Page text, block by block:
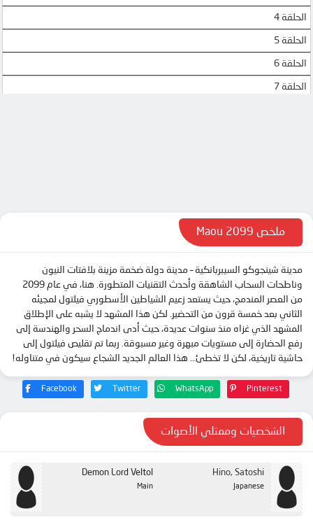
الحلقة 4
الحلقة 5
الحلقة 6
الحلقة 7
ملخص Maou 2099
مدينة شينجوكو السيبربانكية – مدينة دولة ضخمة مزينة بلافتات النيون
وناطحات السحاب الشاهقة وأحدث التقنيات المتطورة. هنا، في عام 2099
من العصر المندمج، حيث يستعد زعيم الشياطين الأسطوري فيلتول لمجيئه
الثاني بعد خمسة قرون من التحضير. لكن هذا المشهد لا يشبه على الإطلاق
المشهد الذي غزاه منذ سنوات عديدة، حيث أدى اندماج السحر والهندسة إلى
رفع الحضارة إلى مستويات مبهرة وغير مسبوقة. ربما تم تقليص فيلتول إلى
حاشية تاريخية، لكن لا تخطئ… هذا العالم الجديد الشجاع سيكون في متناوله!
Facebook Twitter WhatsApp Pinterest
الشخصيات وممثلي الأصوات
Demon Lord Veltol
Main
Hino, Satoshi
Japanese